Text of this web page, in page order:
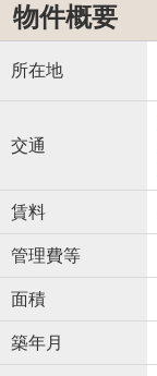
物件概要
所在地
交通
賃料
管理費等
面積
築年月